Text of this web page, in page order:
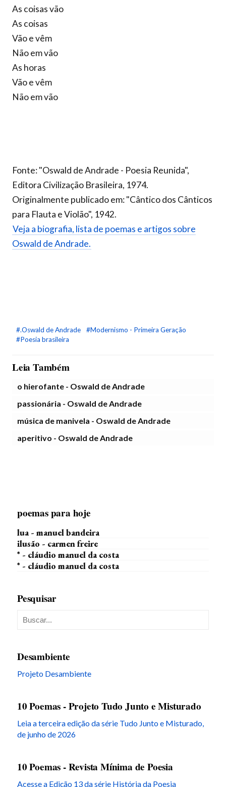
As coisas vão
As coisas
Vão e vêm
Não em vão
As horas
Vão e vêm
Não em vão
Fonte: "Oswald de Andrade - Poesia Reunida",
Editora Civilização Brasileira, 1974.
Originalmente publicado em: "Cântico dos Cânticos
para Flauta e Violão", 1942.
Veja a biografia, lista de poemas e artigos sobre
Oswald de Andrade.
#.Oswald de Andrade
#Modernismo - Primeira Geração
#Poesia brasileira
Leia Também
o hierofante - Oswald de Andrade
passionária - Oswald de Andrade
música de manivela - Oswald de Andrade
aperitivo - Oswald de Andrade
poemas para hoje
lua - manuel bandeira
ilusão - carmen freire
* - cláudio manuel da costa
* - cláudio manuel da costa
Pesquisar
Desambiente
Projeto Desambiente
10 Poemas - Projeto Tudo Junto e Misturado
Leia a terceira edição da série Tudo Junto e Misturado,
de junho de 2026
10 Poemas - Revista Mínima de Poesia
Acesse a Edição 13 da série História da Poesia